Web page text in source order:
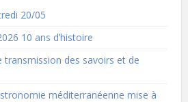
20/05
10 ans d’histoire
transmission des savoirs et de
méditerranéenne mise à